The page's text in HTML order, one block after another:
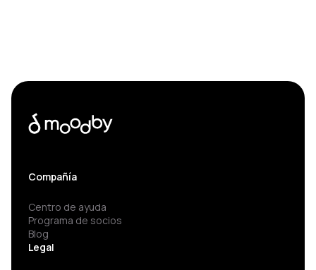
Compañía
Centro de ayuda
Programa de socios
Blog
Legal